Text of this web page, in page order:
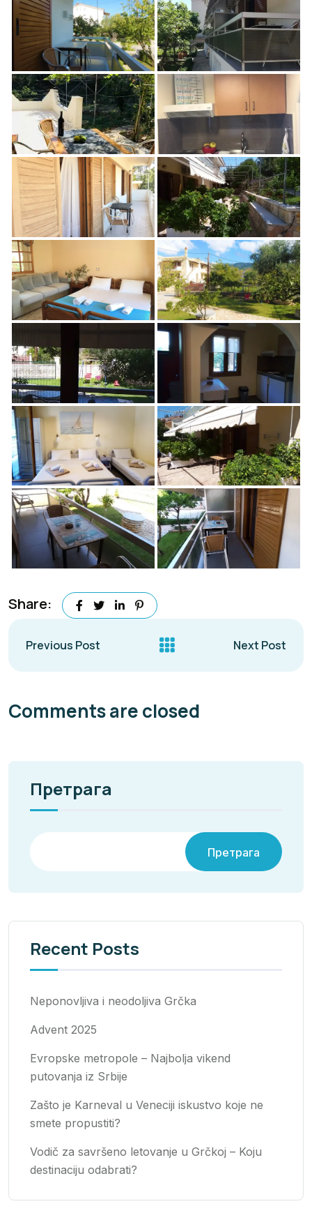
Share:
Previous Post Next Post
Comments are closed
Претрага
Претрага
Recent Posts
Neponovljiva i neodoljiva Grčka
Advent 2025
Evropske metropole – Najbolja vikend
putovanja iz Srbije
Zašto je Karneval u Veneciji iskustvo koje ne
smete propustiti?
Vodič za savršeno letovanje u Grčkoj – Koju
destinaciju odabrati?